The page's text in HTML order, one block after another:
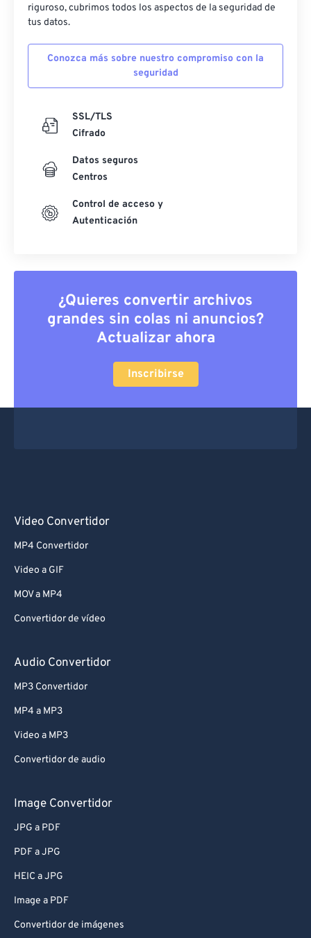
riguroso, cubrimos todos los aspectos de la seguridad de
tus datos.
Conozca más sobre nuestro compromiso con la
seguridad
SSL/TLS
Cifrado
Datos seguros
Centros
Control de acceso y
Autenticación
¿Quieres convertir archivos
grandes sin colas ni anuncios?
Actualizar ahora
Inscribirse
Video Convertidor
MP4 Convertidor
Video a GIF
MOV a MP4
Convertidor de vídeo
Audio Convertidor
MP3 Convertidor
MP4 a MP3
Video a MP3
Convertidor de audio
Image Convertidor
JPG a PDF
PDF a JPG
HEIC a JPG
Image a PDF
Convertidor de imágenes